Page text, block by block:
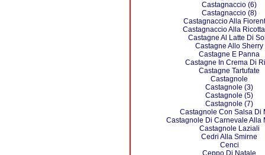
Castagnaccio (6)
Castagnaccio (8)
Castagnaccio Alla
Castagnaccio Alla
Castagne Al Latte Di
Castagne Allo Sherry
Castagne E Panna
Castagne In Crema Di
Castagne Tartufate
Castagnole
Castagnole (3)
Castagnole (5)
Castagnole (7)
Castagnole Con Salsa Di
Castagnole Di Carnevale Alla
Castagnole Laziali
Cedri Alla Smirne
Cenci
Ceppo Di Natale